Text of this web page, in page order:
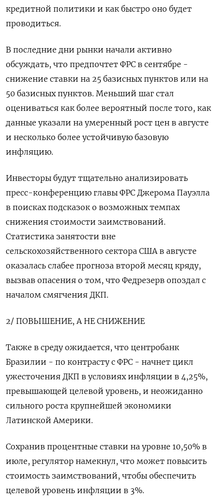
кредитной политики и как быстро оно будет
проводиться.
В последние дни рынки начали активно
обсуждать, что предпочтет ФРС в сентябре -
снижение ставки на 25 базисных пунктов или на
50 базисных пунктов. Меньший шаг стал
оцениваться как более вероятный после того, как
данные указали на умеренный рост цен в августе
и несколько более устойчивую базовую
инфляцию.
Инвесторы будут тщательно анализировать
пресс-конференцию главы ФРС Джерома Пауэлла
в поисках подсказок о возможных темпах
снижения стоимости заимствований.
Статистика занятости вне
сельскохозяйственного сектора США в августе
оказалась слабее прогноза второй месяц кряду,
вызвав опасения о том, что Федрезерв опоздал с
началом смягчения ДКП.
2/ ПОВЫШЕНИЕ, А НЕ СНИЖЕНИЕ
Также в среду ожидается, что центробанк
Бразилии - по контрасту с ФРС - начнет цикл
ужесточения ДКП в условиях инфляции в 4,25%,
превышающей целевой уровень, и неожиданно
сильного роста крупнейшей экономики
Латинской Америки.
Сохранив процентные ставки на уровне 10,50% в
июле, регулятор намекнул, что может повысить
стоимость заимствований, чтобы обеспечить
целевой уровень инфляции в 3%.